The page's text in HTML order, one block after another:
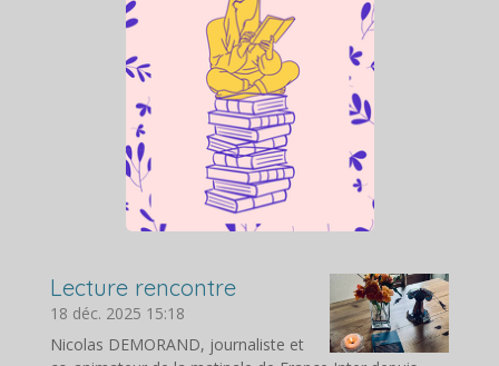
Lecture rencontre
18 déc. 2025 15:18
Nicolas DEMORAND, journaliste et